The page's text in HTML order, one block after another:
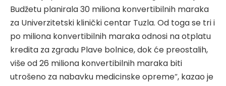
Budžetu planirala 30 miliona konvertibilnih maraka
za Univerzitetski klinički centar Tuzla. Od toga se tri i
po miliona konvertibilnih maraka odnosi na otplatu
kredita za zgradu Plave bolnice, dok će preostalih,
više od 26 miliona konvertibilnih maraka biti
utrošeno za nabavku medicinske opreme“, kazao je